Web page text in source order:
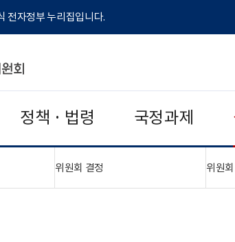
전자정부 누리집입니다.
정책 · 법령 국정과제
위원회 결정 위원